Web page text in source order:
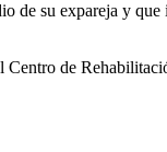
de su expareja y que
Centro de